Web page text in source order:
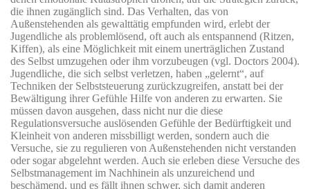
die ihnen zugänglich sind. Das Verhalten, das von
Außenstehenden als gewalttätig empfunden wird, erlebt der
Jugendliche als problemlösend, oft auch als entspannend (Ritzen,
Kiffen), als eine Möglichkeit mit einem unerträglichen Zustand
des Selbst umzugehen oder ihm vorzubeugen (vgl. Doctors 2004).
Jugendliche, die sich selbst verletzen, haben „gelernt“, auf
Techniken der Selbststeuerung zurückzugreifen, anstatt bei der
Bewältigung ihrer Gefühle Hilfe von anderen zu erwarten. Sie
müssen davon ausgehen, dass nicht nur die diese
Regulationsversuche auslösenden Gefühle der Bedürftigkeit und
Kleinheit von anderen missbilligt werden, sondern auch die
Versuche, sie zu regulieren von Außenstehenden nicht verstanden
oder sogar abgelehnt werden. Auch sie erleben diese Versuche des
Selbstmanagement im Nachhinein als unzureichend und
beschämend, und es fällt ihnen schwer, sich damit anderen